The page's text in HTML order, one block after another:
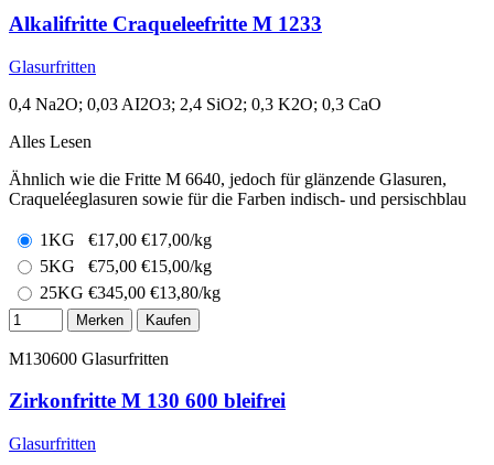
Alkalifritte Craqueleefritte M 1233
Glasurfritten
0,4 Na2O; 0,03 AI2O3; 2,4 SiO2; 0,3 K2O; 0,3 CaO
Alles Lesen
Ähnlich wie die Fritte M 6640, jedoch für glänzende Glasuren,
Craqueléeglasuren sowie für die Farben indisch- und persischblau
1KG €17,00 €17,00/kg
5KG
€75,00 €15,00/kg
25KG €345,00 €13,80/kg
Merken Kaufen
M130600 Glasurfritten
Zirkonfritte M 130 600 bleifrei
Glasurfritten